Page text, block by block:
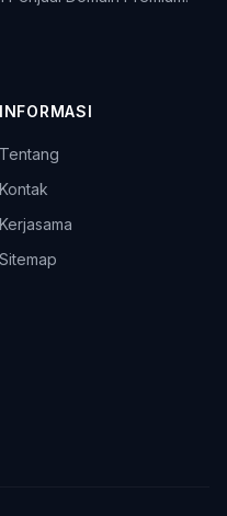
INFORMASI
Tentang
Kontak
Kerjasama
Sitemap